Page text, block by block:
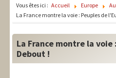
National
Vous êtes ici : Accueil Europe
La France montre la voie : Peuples de
La France montre la voie
Debout !